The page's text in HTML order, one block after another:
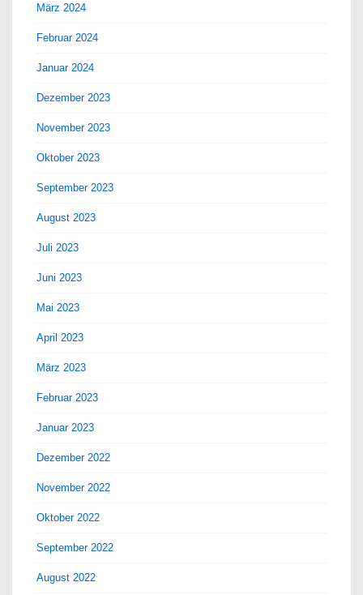
März 2024
Februar 2024
Januar 2024
Dezember 2023
November 2023
Oktober 2023
September 2023
August 2023
Juli 2023
Juni 2023
Mai 2023
April 2023
März 2023
Februar 2023
Januar 2023
Dezember 2022
November 2022
Oktober 2022
September 2022
August 2022